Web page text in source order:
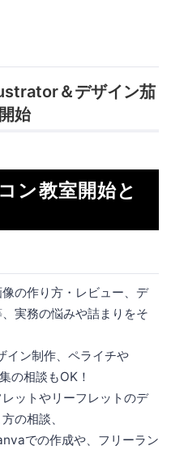
＆デザイン茄
始
ン教室開始と
の作り方・レビュー、デ
実務の悩みや詰まりをそ
ン制作、ペライチや
の相談もOK！
ットやリーフレットのデ
の相談、
での作成や、フリーラン